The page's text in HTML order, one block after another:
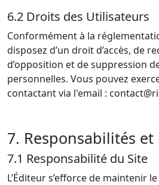
6.2 Droits des Utilisateurs
Conformément à la
disposez d’un droit d’accès, de
d’opposition et de suppression
personnelles. Vous pouvez
contactant via l'email :
7. Responsabilités
7.1 Responsabilité du Site
L’Éditeur s’efforce de maintenir